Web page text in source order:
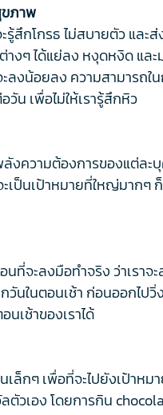
ขภาพ
รู้สึกโกรธ ไม่สบายตัว แ
งๆ ได้แย่ลง หงุดหงิด และ
ะลงน้อยลง ความสามาร
น เพื่อไม่ให้เรารู้สึกหิว
ความต้องการของแต่ละ
ะเป็นเป้าหมายที่ใหญ่มาก
ที่จะลงมือทำจริง ว่าเรา
วันในตอนเช้า ก่อนออกไ
เช้าของเราได้
ล็กๆ เพื่อที่จะไปยังเป้าห
ตัวเอง โดยการกิน